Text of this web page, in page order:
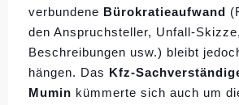
verbundene Bürokratieaufwand
den Anspruchsteller, Unfall-Skizze,
Beschreibungen usw.) bleibt
hängen. Das Kfz-
Mumin kümmerte sich auch um